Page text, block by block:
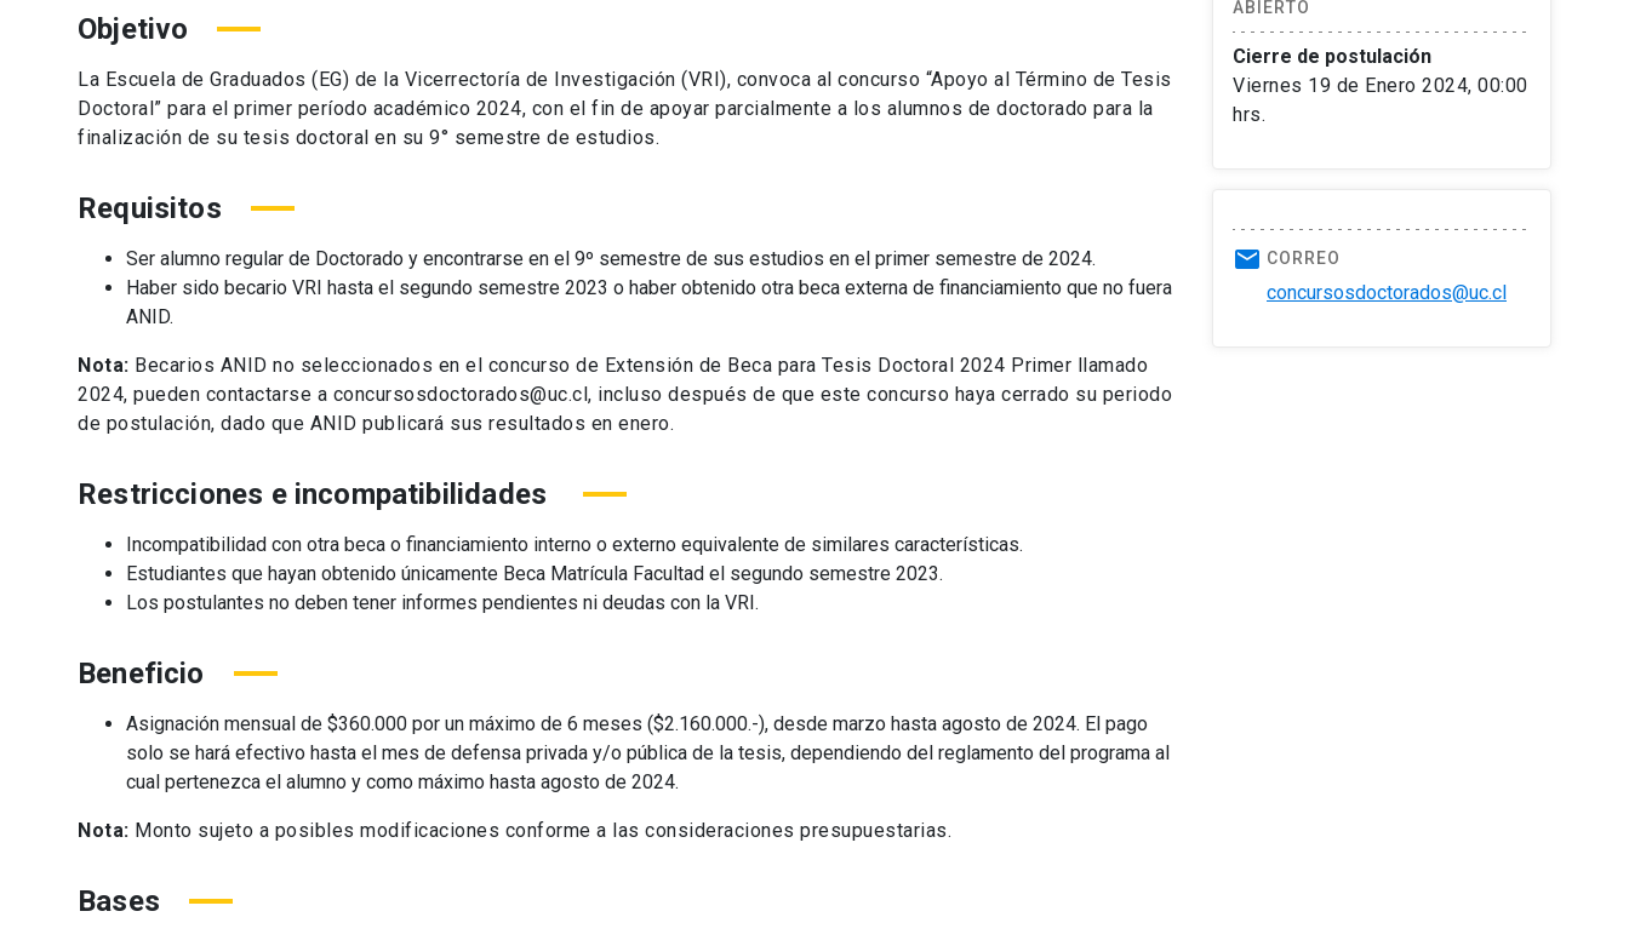
Objetivo
La Escuela de Graduados (EG) de la Vicerrectoría de Investigación (VRI), convoca al concurso “Apoyo al Término de Tesis
Doctoral” para el primer período académico 2024, con el fin de apoyar parcialmente a los alumnos de doctorado para la
finalización de su tesis doctoral en su 9° semestre de estudios.
Requisitos
Ser alumno regular de Doctorado y encontrarse en el 9º semestre de sus estudios en el primer semestre de 2024.
Haber sido becario VRI hasta el segundo semestre 2023 o haber obtenido otra beca externa de financiamiento que no fuera
ANID.
Nota: Becarios ANID no seleccionados en el concurso de Extensión de Beca para Tesis Doctoral 2024 Primer llamado
2024, pueden contactarse a concursosdoctorados@uc.cl, incluso después de que este concurso haya cerrado su periodo
de postulación, dado que ANID publicará sus resultados en enero.
Restricciones e incompatibilidades
Incompatibilidad con otra beca o financiamiento interno o externo equivalente de similares características.
Estudiantes que hayan obtenido únicamente Beca Matrícula Facultad el segundo semestre 2023.
Los postulantes no deben tener informes pendientes ni deudas con la VRI.
Beneficio
Asignación mensual de $360.000 por un máximo de 6 meses ($2.160.000.-), desde marzo hasta agosto de 2024. El pago
solo se hará efectivo hasta el mes de defensa privada y/o pública de la tesis, dependiendo del reglamento del programa al
cual pertenezca el alumno y como máximo hasta agosto de 2024.
Nota: Monto sujeto a posibles modificaciones conforme a las consideraciones presupuestarias.
Bases
ABIERTO
Cierre de postulación
Viernes 19 de Enero 2024, 00:00
hrs.
email CORREO
concursosdoctorados@uc.cl